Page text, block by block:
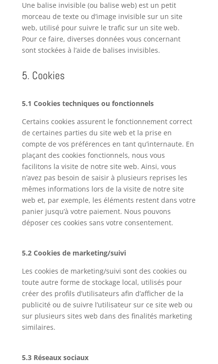
Une balise invisible (ou balise web) est un petit
morceau de texte ou d’image invisible sur un site
web, utilisé pour suivre le trafic sur un site web.
Pour ce faire, diverses données vous concernant
sont stockées à l’aide de balises invisibles.
5. Cookies
5.1 Cookies techniques ou fonctionnels
Certains cookies assurent le fonctionnement correct
de certaines parties du site web et la prise en
compte de vos préférences en tant qu’internaute. En
plaçant des cookies fonctionnels, nous vous
facilitons la visite de notre site web. Ainsi, vous
n’avez pas besoin de saisir à plusieurs reprises les
mêmes informations lors de la visite de notre site
web et, par exemple, les éléments restent dans votre
panier jusqu’à votre paiement. Nous pouvons
déposer ces cookies sans votre consentement.
5.2 Cookies de marketing/suivi
Les cookies de marketing/suivi sont des cookies ou
toute autre forme de stockage local, utilisés pour
créer des profils d’utilisateurs afin d’afficher de la
publicité ou de suivre l’utilisateur sur ce site web ou
sur plusieurs sites web dans des finalités marketing
similaires.
5.3 Réseaux sociaux